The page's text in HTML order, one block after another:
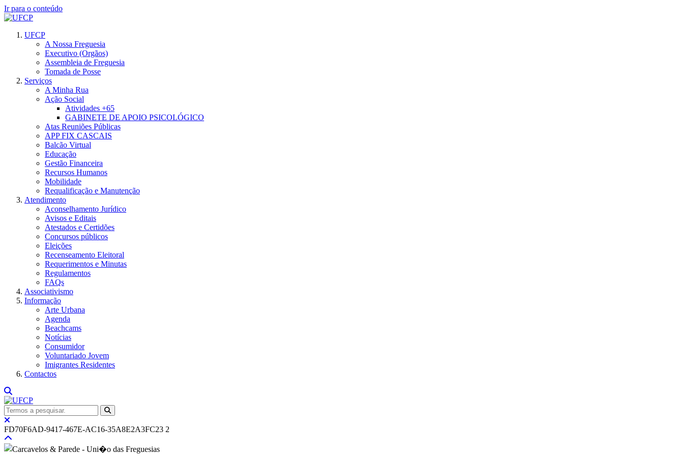
Ir para o conteúdo
UFCP
A Nossa Freguesia
Executivo (Orgãos)
Assembleia de Freguesia
Tomada de Posse
Serviços
A Minha Rua
Ação Social
Atividades +65
GABINETE DE APOIO PSICOLÓGICO
Atas Reuniões Públicas
APP FIX CASCAIS
Balcão Virtual
Educação
Gestão Financeira
Recursos Humanos
Mobilidade
Requalificação e Manutenção
Atendimento
Aconselhamento Jurídico
Avisos e Editais
Atestados e Certidões
Concursos públicos
Eleições
Recenseamento Eleitoral
Requerimentos e Minutas
Regulamentos
FAQs
Associativismo
Informação
Arte Urbana
Agenda
Beachcams
Notícias
Consumidor
Voluntariado Jovem
Imigrantes Residentes
Contactos
FD70F6AD-9417-467E-AC16-35A8E2A3FC23 2